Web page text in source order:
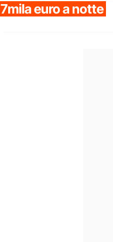
7mila euro a notte